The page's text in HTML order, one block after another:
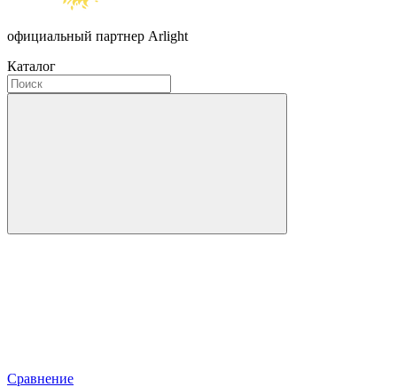
официальный партнер Arlight
Каталог
Сравнение